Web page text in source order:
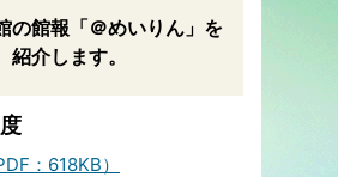
の館報「＠めいりん」を
紹介します。
：618KB）